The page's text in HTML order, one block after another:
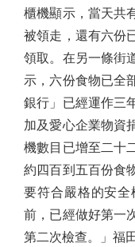
櫃機顯示，當天共
被領走，還有六份
領取。在另一條街
示，六份食物已全
銀行」已經運作三
加及愛心企業物資
機數目已增至二十
約四百到五百份食
要符合嚴格的安
前，已經做好第一
第二次檢查。」福